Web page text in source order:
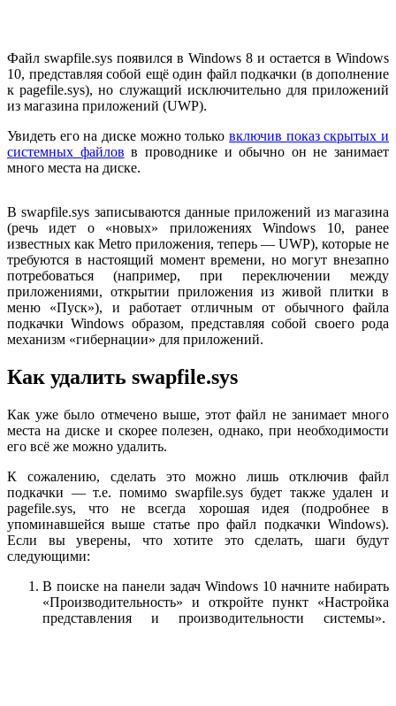
Файл swapfile.sys появился в Windows 8 и остается в Windows
10, представляя собой ещё один файл подкачки (в дополнение
к pagefile.sys), но служащий исключительно для приложений
из магазина приложений (UWP).
Увидеть его на диске можно только включив показ скрытых и
системных файлов в проводнике и обычно он не занимает
много места на диске.
В swapfile.sys записываются данные приложений из магазина
(речь идет о «новых» приложениях Windows 10, ранее
известных как Metro приложения, теперь — UWP), которые не
требуются в настоящий момент времени, но могут внезапно
потребоваться (например, при переключении между
приложениями, открытии приложения из живой плитки в
меню «Пуск»), и работает отличным от обычного файла
подкачки Windows образом, представляя собой своего рода
механизм «гибернации» для приложений.
Как удалить swapfile.sys
Как уже было отмечено выше, этот файл не занимает много
места на диске и скорее полезен, однако, при необходимости
его всё же можно удалить.
К сожалению, сделать это можно лишь отключив файл
подкачки — т.е. помимо swapfile.sys будет также удален и
pagefile.sys, что не всегда хорошая идея (подробнее в
упоминавшейся выше статье про файл подкачки Windows).
Если вы уверены, что хотите это сделать, шаги будут
следующими:
В поиске на панели задач Windows 10 начните набирать
«Производительность» и откройте пункт «Настройка
представления и производительности системы».